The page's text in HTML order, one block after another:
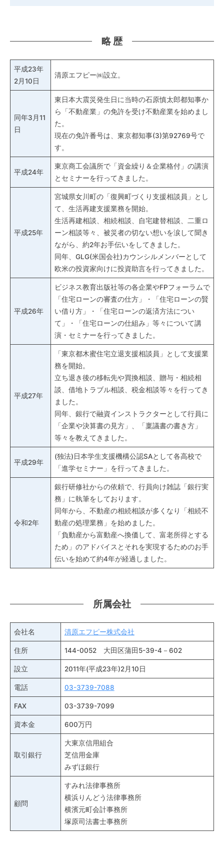
略 歴
平成23年
2月10日
清原エフピー㈱設立。
同年3月11
日
東日本大震災発生日に当時の石原慎太郎都知事か
ら「不動産業」の免許を受け不動産業を始めまし
た。
現在の免許番号は、東京都知事(3)第92769号で
す。
平成24年
東京商工会議所で「資金繰り＆企業格付」の講演
とセミナーを行ってきました。
平成25年
宮城県女川町の「復興町づくり支援相談員」とし
て、生活再建支援業務を開始。
生活再建相談、相続相談、自宅建替相談、二重ロ
ーン相談等々、被災者の切ない想いを涙して聞き
ながら、約2年お手伝いをしてきました。
同年、GLG(米国会社)カウンシルメンバーとして
欧米の投資家向けに投資助言を行ってきました。
平成26年
ビジネス教育出版社等の各企業やFPフォーラムで
「住宅ローンの審査の仕方」・「住宅ローンの賢
い借り方」・「住宅ローンの返済方法につい
て」・「住宅ローンの仕組み」等々について講
演・セミナーを行ってきました。
平成27年
「東京都木蜜住宅立退支援相談員」として支援業
務を開始。
立ち退き後の移転先や買換相談、贈与・相続相
談、借地トラブル相談、税金相談等々を行ってき
ました。
同年、銀行で融資インストラクターとして行員に
「企業や決算書の見方」、「稟議書の書き方」
等々を教えてきました。
平成29年
(独法)日本学生支援機構公認SAとして各高校で
「進学セミナー」を行ってきました。
令和2年
銀行研修社からの依頼で、行員向け雑誌「銀行実
務」に執筆をしております。
同年から、不動産の相続相談が多くなり「相続不
動産の処理業務」を始めました。
「負動産から富動産へ換価して、富老所得とする
ため」のアドバイスとそれを実現するためのお手
伝いを始めて約4年が経過しました。
所属会社
会社名 清原エフピー株式会社
住所 144-0052 大田区蒲田5-39-4－602
設立 2011年(平成23年)2月10日
電話 03-3739-7088
FAX 03-3739-7099
資本金 600万円
取引銀行
大東京信用組合
芝信用金庫
みずほ銀行
顧問
すみれ法律事務所
横浜りんどう法律事務所
横濱元町会計事務所
塚原司法書士事務所